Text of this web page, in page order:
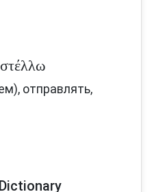
отправлять,